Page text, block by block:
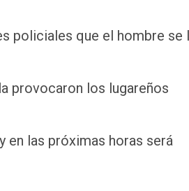
policiales que el hombre se
provocaron los lugareños
en las próximas horas será